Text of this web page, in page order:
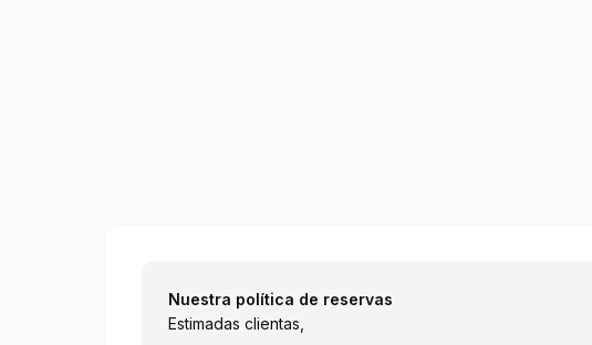
Nuestra política de reservas
Estimadas clientas,